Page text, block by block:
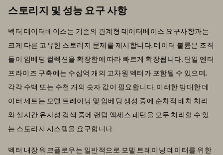
스토리지 및 성능 요구 사항
벡터 데이터베이스는 기존의 관계형 데이터베이스 요구사항과는
크게 다른 고유한 스토리지 문제를 제시합니다. 데이터 볼륨은 조직
들이 임베딩 컬렉션을 확장함에 따라 빠르게 확장됩니다. 단일 엔터
프라이즈 구축에는 수십억 개의 고차원 벡터가 포함될 수 있으며,
각각 수백 또는 수천 개의 숫자 값이 필요합니다. 이러한 방대한 데
이터 세트는 모델 트레이닝 및 임베딩 생성 중에 순차적 배치 처리
와 실시간 유사성 검색 중에 랜덤 액세스 패턴을 모두 처리할 수 있
는 스토리지 시스템을 요구합니다.
벡터 내장 워크플로우는 일반적으로 모델 트레이닝 데이터를 위한